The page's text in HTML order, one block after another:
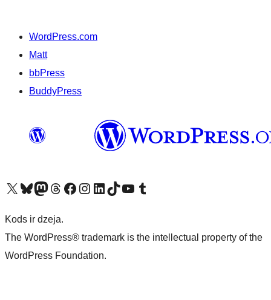
WordPress.com
Matt
bbPress
BuddyPress
Apmeklējiet mūsu X (agrāk Twitter) kontu
Apmeklējiet mūsu Bluesky kontu
Apmeklējiet mūsu Mastodon kontu
Apmeklējiet mūsu Threads kontu
Apmeklējiet mūsu Facebook lapuApmeklējiet mūsu Instagram kontu
Apmeklējiet mūsu LinkedIn kontu
Apmeklējiet mūsu TikTok kontu
Apmeklējiet mūsu YouTube kanālu
Apmeklējiet mūsu Tumblr kontu
Kods ir dzeja.
The WordPress® trademark is the intellectual property of the
WordPress Foundation.